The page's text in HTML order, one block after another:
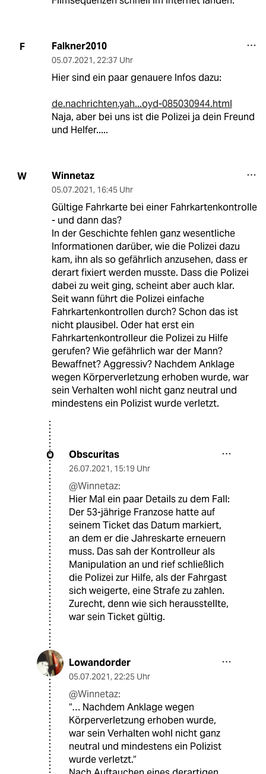
F Falkner2010
05.07.2021, 22:37 Uhr
Hier sind ein paar genauere Infos dazu:
de.nachrichten.yah...oyd-085030944.html
Naja, aber bei uns ist die Polizei ja dein Freund
und Helfer.....
W Winnetaz
05.07.2021, 16:45 Uhr
Gültige Fahrkarte bei einer Fahrkartenkontrolle
- und dann das?
In der Geschichte fehlen ganz wesentliche
Informationen darüber, wie die Polizei dazu
kam, ihn als so gefährlich anzusehen, dass er
derart fixiert werden musste. Dass die Polizei
dabei zu weit ging, scheint aber auch klar.
Seit wann führt die Polizei einfache
Fahrkartenkontrollen durch? Schon das ist
nicht plausibel. Oder hat erst ein
Fahrkartenkontrolleur die Polizei zu Hilfe
gerufen? Wie gefährlich war der Mann?
Bewaffnet? Aggressiv? Nachdem Anklage
wegen Körperverletzung erhoben wurde, war
sein Verhalten wohl nicht ganz neutral und
mindestens ein Polizist wurde verletzt.
O Obscuritas
26.07.2021, 15:19 Uhr
@Winnetaz:
Hier Mal ein paar Details zu dem Fall:
Der 53-jährige Franzose hatte auf
seinem Ticket das Datum markiert,
an dem er die Jahreskarte erneuern
muss. Das sah der Kontrolleur als
Manipulation an und rief schließlich
die Polizei zur Hilfe, als der Fahrgast
sich weigerte, eine Strafe zu zahlen.
Zurecht, denn wie sich herausstellte,
war sein Ticket gültig.
Lowandorder
05.07.2021, 22:25 Uhr
@Winnetaz:
“… Nachdem Anklage wegen
Körperverletzung erhoben wurde,
war sein Verhalten wohl nicht ganz
neutral und mindestens ein Polizist
wurde verletzt.“